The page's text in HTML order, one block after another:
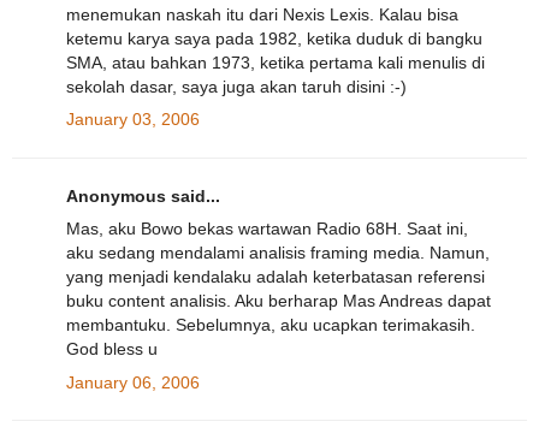
menemukan naskah itu dari Nexis Lexis. Kalau bisa
ketemu karya saya pada 1982, ketika duduk di bangku
SMA, atau bahkan 1973, ketika pertama kali menulis di
sekolah dasar, saya juga akan taruh disini :-)
January 03, 2006
Anonymous said...
Mas, aku Bowo bekas wartawan Radio 68H. Saat ini,
aku sedang mendalami analisis framing media. Namun,
yang menjadi kendalaku adalah keterbatasan referensi
buku content analisis. Aku berharap Mas Andreas dapat
membantuku. Sebelumnya, aku ucapkan terimakasih.
God bless u
January 06, 2006